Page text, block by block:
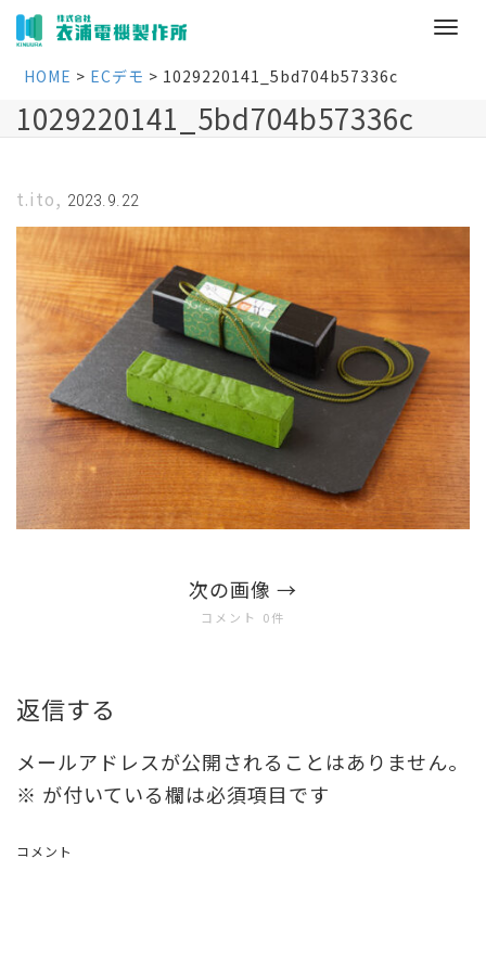
HOME > ECデモ > 1029220141_5bd704b57336c
1029220141_5bd704b57336c
t.ito, 2023.9.22
次の画像
コメント 0件
返信する
メールアドレスが公開されることはありません。
※ が付いている欄は必須項目です
コメント